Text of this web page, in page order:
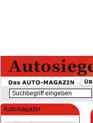
Automagazin